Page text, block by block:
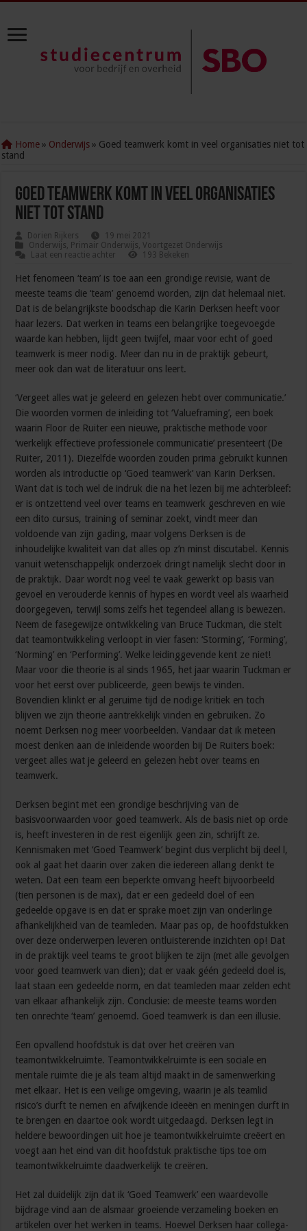
Home » Onderwijs » Goed teamwerk komt in veel organisaties niet tot
stand
Goed teamwerk komt in veel organisaties
niet tot stand
Dorien Rijkers
19 mei 2021
Onderwijs, Primair Onderwijs,Voortgezet Onderwijs
Laat een reactie achter
193 Bekeken
Het fenomeen ‘team’ is toe aan een grondige revisie, want de
meeste teams die ‘team’ genoemd worden, zijn dat helemaal niet.
Dat is de belangrijkste boodschap die Karin Derksen heeft voor
haar lezers. Dat werken in teams een belangrijke toegevoegde
waarde kan hebben, lijdt geen twijfel, maar voor echt of goed
teamwerk is meer nodig. Meer dan nu in de praktijk gebeurt,
meer ook dan wat de literatuur ons leert.
‘Vergeet alles wat je geleerd en gelezen hebt over communicatie.’
Die woorden vormen de inleiding tot ‘Valueframing’, een boek
waarin Floor de Ruiter een nieuwe, praktische methode voor
‘werkelijk effectieve professionele communicatie’ presenteert (De
Ruiter, 2011). Diezelfde woorden zouden prima gebruikt kunnen
worden als introductie op ‘Goed teamwerk’ van Karin Derksen.
Want dat is toch wel de indruk die na het lezen bij me achterbleef:
er is ontzettend veel over teams en teamwerk geschreven en wie
een dito cursus, training of seminar zoekt, vindt meer dan
voldoende van zijn gading, maar volgens Derksen is de
inhoudelijke kwaliteit van dat alles op z’n minst discutabel. Kennis
vanuit wetenschappelijk onderzoek dringt namelijk slecht door in
de praktijk. Daar wordt nog veel te vaak gewerkt op basis van
gevoel en verouderde kennis of hypes en wordt veel als waarheid
doorgegeven, terwijl soms zelfs het tegendeel allang is bewezen.
Neem de fasegewijze ontwikkeling van Bruce Tuckman, die stelt
dat teamontwikkeling verloopt in vier fasen: ‘Storming’, ‘Forming’,
‘Norming’ en ‘Performing’. Welke leidinggevende kent ze niet!
Maar voor die theorie is al sinds 1965, het jaar waarin Tuckman er
voor het eerst over publiceerde, geen bewijs te vinden.
Bovendien klinkt er al geruime tijd de nodige kritiek en toch
blijven we zijn theorie aantrekkelijk vinden en gebruiken. Zo
noemt Derksen nog meer voorbeelden. Vandaar dat ik meteen
moest denken aan de inleidende woorden bij De Ruiters boek:
vergeet alles wat je geleerd en gelezen hebt over teams en
teamwerk.
Derksen begint met een grondige beschrijving van de
basisvoorwaarden voor goed teamwerk. Als de basis niet op orde
is, heeft investeren in de rest eigenlijk geen zin, schrijft ze.
Kennismaken met ‘Goed Teamwerk’ begint dus verplicht bij deel l,
ook al gaat het daarin over zaken die iedereen allang denkt te
weten. Dat een team een beperkte omvang heeft bijvoorbeeld
(tien personen is de max), dat er een gedeeld doel of een
gedeelde opgave is en dat er sprake moet zijn van onderlinge
afhankelijkheid van de teamleden. Maar pas op, de hoofdstukken
over deze onderwerpen leveren ontluisterende inzichten op! Dat
in de praktijk veel teams te groot blijken te zijn (met alle gevolgen
voor goed teamwerk van dien); dat er vaak géén gedeeld doel is,
laat staan een gedeelde norm, en dat teamleden maar zelden echt
van elkaar afhankelijk zijn. Conclusie: de meeste teams worden
ten onrechte ‘team’ genoemd. Goed teamwerk is dan een illusie.
Een opvallend hoofdstuk is dat over het creëren van
teamontwikkelruimte. Teamontwikkelruimte is een sociale en
mentale ruimte die je als team altijd maakt in de samenwerking
met elkaar. Het is een veilige omgeving, waarin je als teamlid
risico’s durft te nemen en afwijkende ideeën en meningen durft in
te brengen en daartoe ook wordt uitgedaagd. Derksen legt in
heldere bewoordingen uit hoe je teamontwikkelruimte creëert en
voegt aan het eind van dit hoofdstuk praktische tips toe om
teamontwikkelruimte daadwerkelijk te creëren.
Het zal duidelijk zijn dat ik ‘Goed Teamwerk’ een waardevolle
bijdrage vind aan de alsmaar groeiende verzameling boeken en
artikelen over het werken in teams. Hoewel Derksen haar collega-